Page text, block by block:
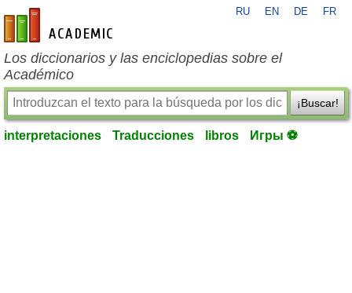
es-academic.com
RU EN DE FR
Los diccionarios y las enciclopedias sobre el
Académico
¡Buscar!
interpretaciones Traducciones libros Игры ⚽